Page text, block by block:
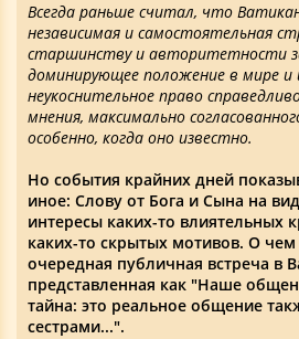
Всегда раньше считал, что
независимая и самостоятельная
старшинству и авторитетности
доминирующее положение в мире
неукоснительное право
мнения, максимально
особенно, когда оно известно.
Но события крайних дней
иное: Слову от Бога и Сына на
интересы каких-то влиятельных
каких-то скрытых мотивов. О чем
очередная публичная встреча в
представленная как "Наше
тайна: это реальное общение
сестрами...".